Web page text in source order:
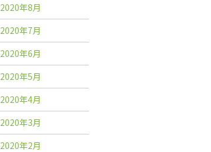
2020年8月
2020年7月
2020年6月
2020年5月
2020年4月
2020年3月
2020年2月